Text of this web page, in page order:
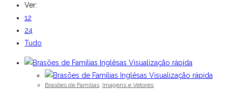
Ver:
12
24
Tudo
Visualização rápida
Visualização rápida
Brasões de Famílias, Imagens e Vetores